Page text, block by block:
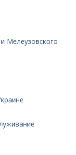
Мелеузовского